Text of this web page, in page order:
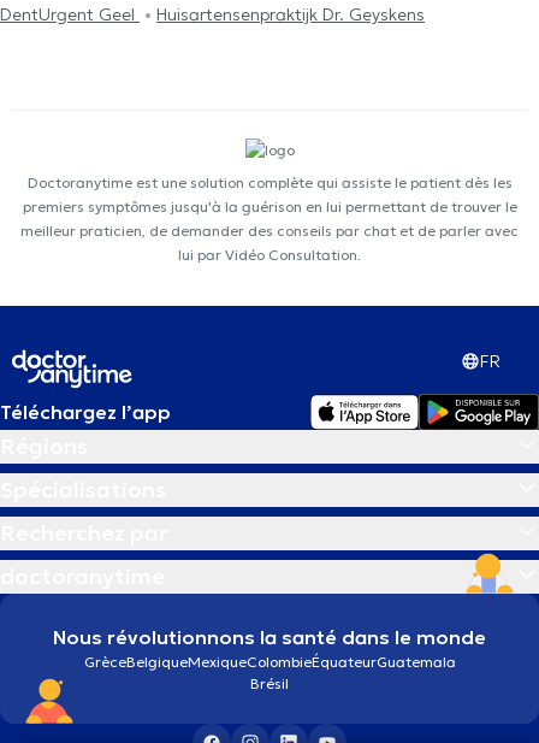
DentUrgent Geel
Huisartensenpraktijk Dr. Geyskens
Doctoranytime est une solution complète qui assiste le patient dès les
premiers symptômes jusqu'à la guérison en lui permettant de trouver le
meilleur praticien, de demander des conseils par chat et de parler avec
lui par Vidéo Consultation.
FR
Téléchargez l’app
Nous révolutionnons la santé dans le monde
GrèceBelgiqueMexiqueColombieÉquateurGuatemala
Brésil